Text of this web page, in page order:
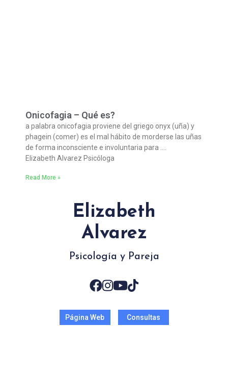
Onicofagia – Qué es?
a palabra onicofagia proviene del griego onyx (uña) y
phagein (comer) es el mal hábito de morderse las uñas
de forma inconsciente e involuntaria para ….
Elizabeth Alvarez Psicóloga
Read More »
Elizabeth
Alvarez
Psicología y Pareja
Página Web Consultas